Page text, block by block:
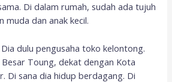
Di dalam rumah, sudah ada tujuh
muda dan anak kecil.
dulu pengusaha toko kelontong.
Besar Toung, dekat dengan Kota
Di sana dia hidup berdagang. Di